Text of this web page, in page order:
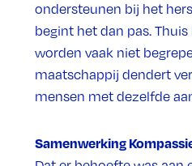
ondersteunen bij het
begint het dan pas.
worden vaak niet
maatschappij dendert
mensen met dezelfde
Samenwerking